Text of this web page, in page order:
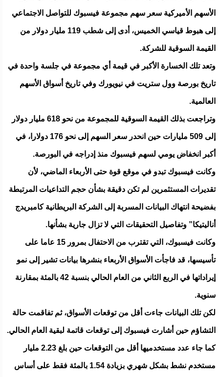
الأسهم الأميركية سعر سهم مجموعة فيسبوك للتواصل الاجتماعي
إلى هبوط قياسي الخميس، أدى إلى شطب 119 مليار دولار من
القيمة السوقية للشركة.
وتعد تلك الخسارة الأكبر في قيمة أي مجموعة في جلسة واحدة في
تاريخ بورصة وول ستريت في نيويورك وفي تاريخ أسواق الأسهم
العالمية.
وتراجعت بذلك القيمة السوقية للمجموعة من نحو 618 مليار دولار
إلى 509 مليارات حين انحدر سعر السهم إلى نحو 176 دولارا، في
أكبر انخفاض يومي لسهم فيسبوك منذ إدراجه في البورصة.
وكانت فيسبوك تبدو في موقع قوة حتى الأربعاء الماضي، لأن
تقديرات المستثمرين لم تكن دقيقة بشأن حجم التداعيات المرتبطة
بفضيحة انتهاك البيانات المسربة إلى الشركة البريطانية كامبريدج
أناليتيكا” وتفاصيل التحقيقات التي لا تزال جارية بشأنها.
وكانت فيسبوك، التي تقترب من الاحتفال بمرور 15 عاما على
تأسيسها، قد فاجأت الأسواق الأربعاء بنشرها بيانات تشير إلى نمو
إيراداتها في الربع الثاني من العام الحالي بنسبة 42 بالمئة بمقارنة
سنوية.
لكن تلك البيانات جاءت أقل من توقعات الأسواق، ثم تفاقمت حالة
التشاؤم حين أشارت فيسبوك إلى توقعات قاتمة لبقية العام الحالي.
كما جاء عدد مستخدميها أقل من التوقعات حين بلغ 2.23 مليار
مستخدم نشط بشكل شهري بزيادة 1.54 بالمئة فقط على أساس